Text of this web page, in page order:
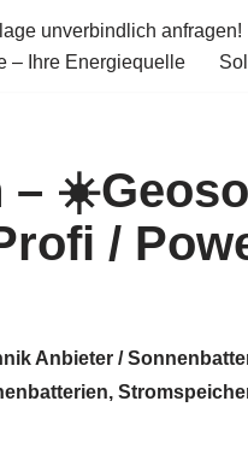
unverbindlich anfragen!
– Ihre Energiequelle
/
Anbieter /